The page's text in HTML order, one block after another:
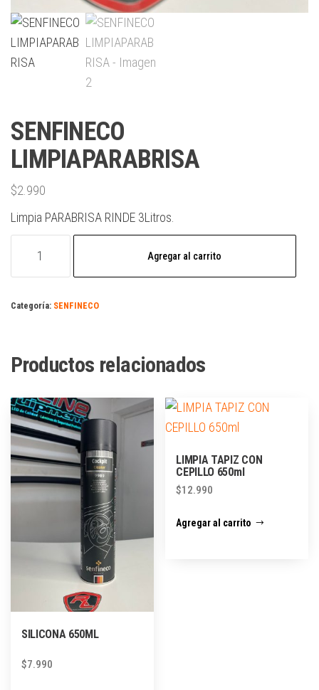
SENFINECO
LIMPIAPARABRISA
$2.990
Limpia PARABRISA RINDE 3Litros.
Agregar al carrito
Categoría: SENFINECO
Productos relacionados
SILICONA 650ML
$7.990
LIMPIA TAPIZ CON
CEPILLO 650ml
$12.990
Agregar al carrito